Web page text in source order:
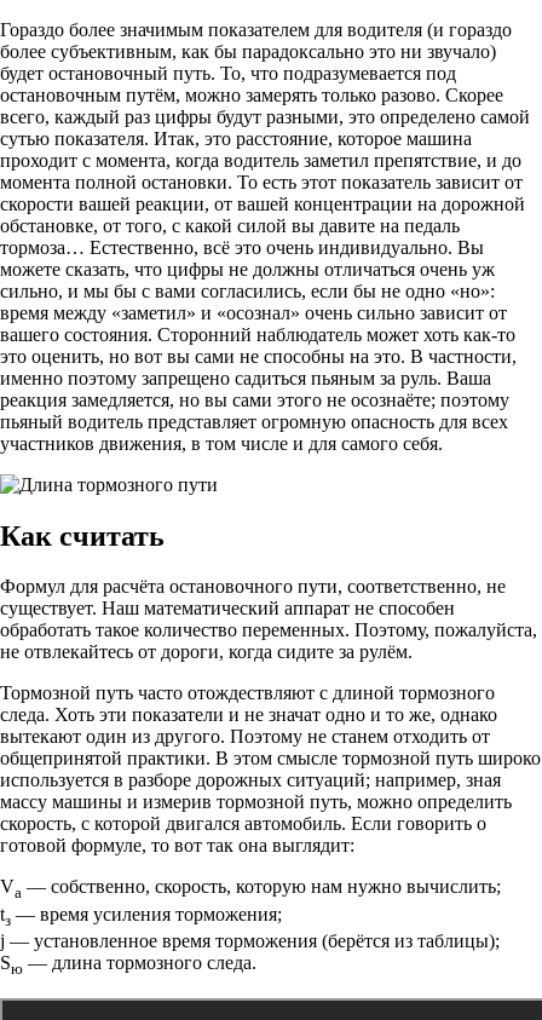
Гораздо более значимым показателем для водителя (и гораздо
более субъективным, как бы парадоксально это ни звучало)
будет остановочный путь. То, что подразумевается под
остановочным путём, можно замерять только разово. Скорее
всего, каждый раз цифры будут разными, это определено самой
сутью показателя. Итак, это расстояние, которое машина
проходит с момента, когда водитель заметил препятствие, и до
момента полной остановки. То есть этот показатель зависит от
скорости вашей реакции, от вашей концентрации на дорожной
обстановке, от того, с какой силой вы давите на педаль
тормоза… Естественно, всё это очень индивидуально. Вы
можете сказать, что цифры не должны отличаться очень уж
сильно, и мы бы с вами согласились, если бы не одно «но»:
время между «заметил» и «осознал» очень сильно зависит от
вашего состояния. Сторонний наблюдатель может хоть как-то
это оценить, но вот вы сами не способны на это. В частности,
именно поэтому запрещено садиться пьяным за руль. Ваша
реакция замедляется, но вы сами этого не осознаёте; поэтому
пьяный водитель представляет огромную опасность для всех
участников движения, в том числе и для самого себя.
Как считать
Формул для расчёта остановочного пути, соответственно, не
существует. Наш математический аппарат не способен
обработать такое количество переменных. Поэтому, пожалуйста,
не отвлекайтесь от дороги, когда сидите за рулём.
Тормозной путь часто отождествляют с длиной тормозного
следа. Хоть эти показатели и не значат одно и то же, однако
вытекают один из другого. Поэтому не станем отходить от
общепринятой практики. В этом смысле тормозной путь широко
используется в разборе дорожных ситуаций; например, зная
массу машины и измерив тормозной путь, можно определить
скорость, с которой двигался автомобиль. Если говорить о
готовой формуле, то вот так она выглядит:
Va — собственно, скорость, которую нам нужно вычислить;
tз — время усиления торможения;
j — установленное время торможения (берётся из таблицы);
Sю — длина тормозного следа.